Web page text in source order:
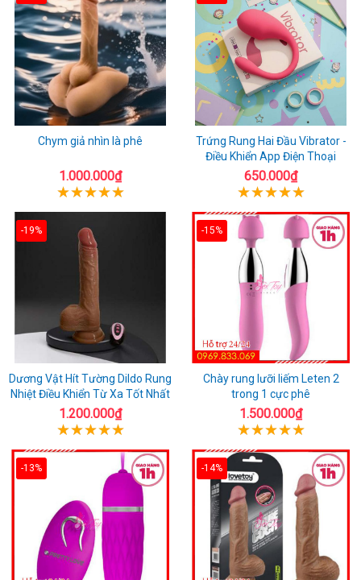
Chym giả nhìn là phê
1.000.000₫
Trứng Rung Hai Đầu Vibrator -
Điều Khiển App Điện Thoại
650.000₫
-19%
Dương Vật Hít Tường Dildo Rung
Nhiệt Điều Khiển Từ Xa Tốt Nhất
1.200.000₫
-15%
Chày rung lưỡi liếm Leten 2
trong 1 cực phê
1.500.000₫
-13% -14%